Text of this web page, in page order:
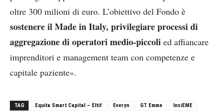
oltre 300 milioni di euro. L’obiettivo del Fondo è
sostenere il Made in Italy, privilegiare processi di
aggregazione di operatori medio-piccoli ed affiancare
imprenditori e management team con competenze e
capitale paziente».
TAG Equita Smart Capital – Eltif Everyn GT Emme
InsiEME